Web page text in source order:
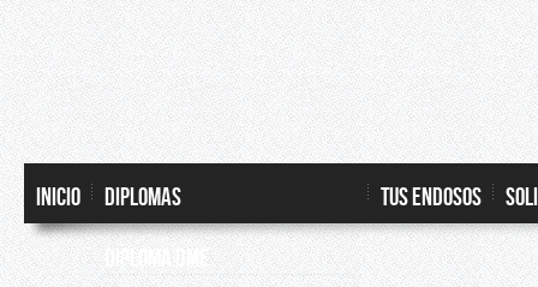
Inicio DIPLOMAS
DIPLOMA DME
TUS ENDOSOS